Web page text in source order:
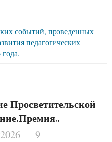
событий, проведенных
педагогических
9